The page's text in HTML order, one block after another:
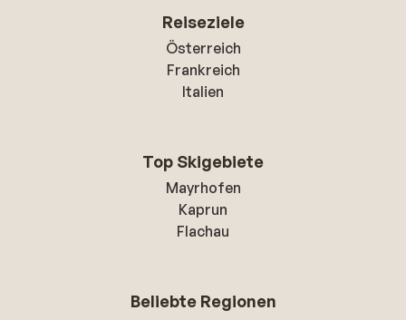
Reiseziele
Österreich
Frankreich
Italien
Top Skigebiete
Mayrhofen
Kaprun
Flachau
Beliebte Regionen